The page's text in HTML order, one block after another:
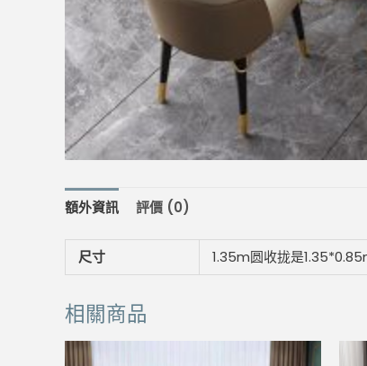
額外資訊 評價 (0)
尺寸 1.35m圆收拢是
相關商品